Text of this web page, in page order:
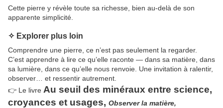
Cette pierre y révèle toute sa richesse, bien au-delà de son
apparente simplicité.
✧ Explorer plus loin
Comprendre une pierre, ce n’est pas seulement la regarder.
C’est apprendre à lire ce qu’elle raconte — dans sa matière, dans
sa lumière, dans ce qu’elle nous renvoie. Une invitation à ralentir,
observer… et ressentir autrement.
👉 Le livre Au seuil des minéraux entre science,
croyances et usages, Observer la matière,